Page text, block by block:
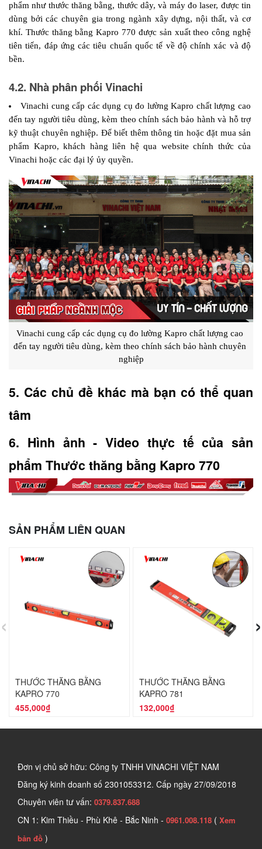
phẩm như thước thăng bằng, thước dây, và máy đo laser, được tin
dùng bởi các chuyên gia trong ngành xây dựng, nội thất, và cơ
khí. Thước thăng bằng Kapro 770 được sản xuất theo công nghệ
tiên tiến, đáp ứng các tiêu chuẩn quốc tế về độ chính xác và độ
bền.
4.2. Nhà phân phối Vinachi
Vinachi cung cấp các dụng cụ đo lường Kapro chất lượng cao
đến tay người tiêu dùng, kèm theo chính sách bảo hành và hỗ trợ
kỹ thuật chuyên nghiệp. Để biết thêm thông tin hoặc đặt mua sản
phẩm Kapro, khách hàng liên hệ qua website chính thức của
Vinachi hoặc các đại lý ủy quyền.
Vinachi cung cấp các dụng cụ đo lường Kapro chất lượng cao
đến tay người tiêu dùng, kèm theo chính sách bảo hành chuyên
nghiệp
5. Các chủ đề khác mà bạn có thể quan
tâm
6. Hình ảnh - Video thực tế của sản
phẩm Thước thăng bằng Kapro 770
SẢN PHẨM LIÊN QUAN
THƯỚC THĂNG BẰNG
KAPRO 770
455,000₫
THƯỚC THĂNG BẰNG
KAPRO 781
132,000₫
‹ ›
Đơn vị chủ sở hữu: Công ty TNHH VINACHI VIỆT NAM
Đăng ký kinh doanh số 2301053312. Cấp ngày 27/09/2018
Chuyên viên tư vấn: 0379.837.688
CN 1: Kim Thiều - Phù Khê - Bắc Ninh - 0961.008.118 ( Xem
bản đồ )